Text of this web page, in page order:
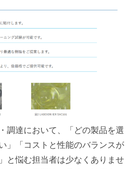
調達において、「どの製品を選
」「コストと性能のバランスが
と悩む担当者は少なくありませ